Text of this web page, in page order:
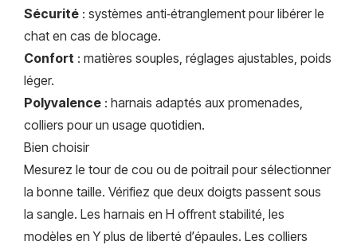
Sécurité : systèmes anti‑étranglement pour libérer le
chat en cas de blocage.
Confort : matières souples, réglages ajustables, poids
léger.
Polyvalence : harnais adaptés aux promenades,
colliers pour un usage quotidien.
Bien choisir
Mesurez le tour de cou ou de poitrail pour sélectionner
la bonne taille. Vérifiez que deux doigts passent sous
la sangle. Les harnais en H offrent stabilité, les
modèles en Y plus de liberté d’épaules. Les colliers